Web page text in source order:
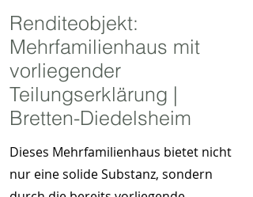
Renditeobjekt:
Mehrfamilienhaus mit
vorliegender
Teilungserklärung |
Bretten-Diedelsheim
Dieses Mehrfamilienhaus bietet nicht
nur eine solide Substanz, sondern